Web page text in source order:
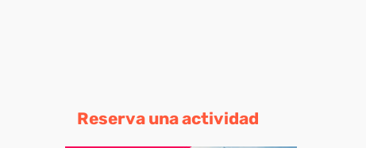
Reserva una actividad